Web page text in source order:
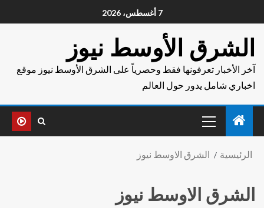
7 أغسطس، 2026
الشرق الأوسط نيوز
آخر الأخبار تعرفونها فقط وحصرياً على الشرق الأوسط نيوز موقع
اخباري شامل يدور حول العالم
الرئيسية الشرق الاوسط نيوز
الشرق الاوسط نيوز